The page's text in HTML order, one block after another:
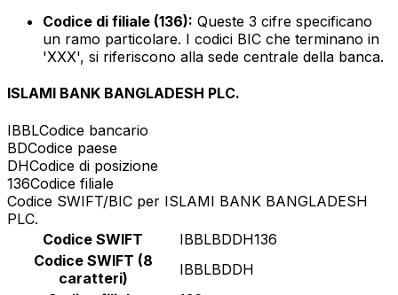
Codice di filiale (136): Queste 3 cifre specificano
un ramo particolare. I codici BIC che terminano in
'XXX', si riferiscono alla sede centrale della banca.
ISLAMI BANK BANGLADESH PLC.
IBBLCodice bancario
BDCodice paese
DHCodice di posizione
136Codice filiale
Codice SWIFT/BIC per ISLAMI BANK BANGLADESH
PLC.
Codice SWIFT
IBBLBDDH136
Codice SWIFT (8
caratteri)
IBBLBDDH